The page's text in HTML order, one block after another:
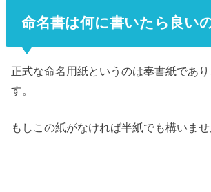
命名書は何に書いたら良い
正式な命名用紙というのは奉書紙であ
す。
もしこの紙がなければ半紙でも構いませ